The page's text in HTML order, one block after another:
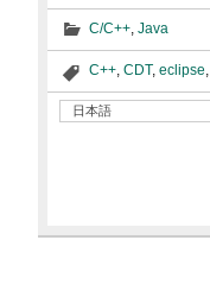
C/C++, Java
C++, CDT, eclipse,
日本語